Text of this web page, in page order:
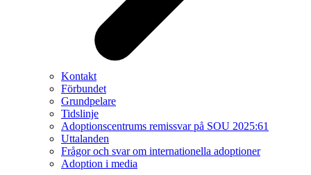
Kontakt
Förbundet
Grundpelare
Tidslinje
Adoptionscentrums remissvar på SOU 2025:61
Uttalanden
Frågor och svar om internationella adoptioner
Adoption i media